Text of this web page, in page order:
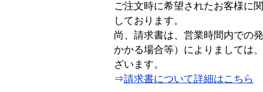
ご注文時に希望されたお客様に
しております。
尚、請求書は、営業時間内での
かかる場合等）によりましては
ざいます。
⇒請求書について詳細はこちら